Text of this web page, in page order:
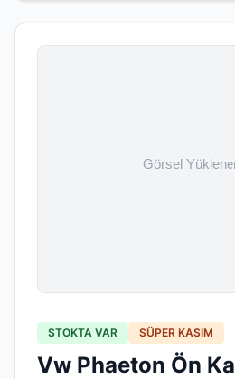
STOKTA VAR SÜPER KASIM
Vw Phaeton Ön